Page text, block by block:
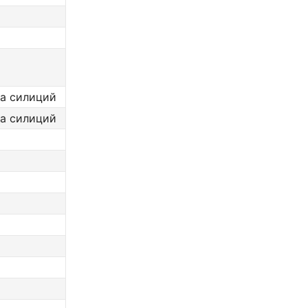
силиций
силиций